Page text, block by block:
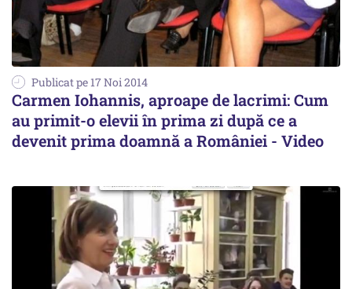
Publicat pe 17 Noi 2014
Carmen Iohannis, aproape de lacrimi: Cum
au primit-o elevii în prima zi după ce a
devenit prima doamnă a României - Video